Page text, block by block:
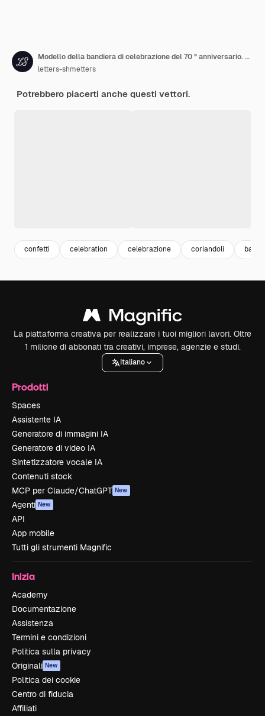
Modello della bandiera di celebrazione del 70 ° anniversario. Grandi numeri con scintillii coriandoli dorati e nastro glitterato.
letters-shmetters
Potrebbero piacerti anche questi vettori.
confetti celebration celebrazione coriandoli
La piattaforma creativa per realizzare i tuoi migliori lavori. Oltre
1 milione di abbonati tra creativi, imprese, agenzie e studi.
Italiano
Prodotti
Spaces
Assistente IA
Generatore di immagini IA
Generatore di video IA
Sintetizzatore vocale IA
Contenuti stock
MCP per Claude/ChatGPT New
Agenti New
API
App mobile
Tutti gli strumenti Magnific
Inizia
Academy
Documentazione
Assistenza
Termini e condizioni
Politica sulla privacy
Originali New
Politica dei cookie
Centro di fiducia
Affiliati